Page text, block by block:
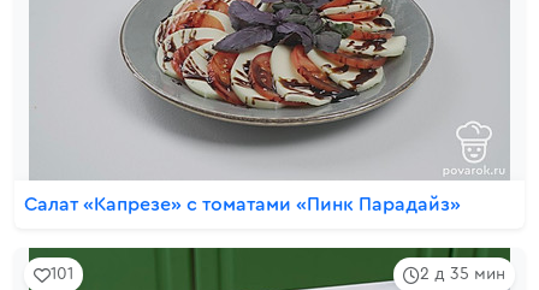
Салат «Капрезе» с томатами «Пинк Парадайз»
2 д 35 мин
101